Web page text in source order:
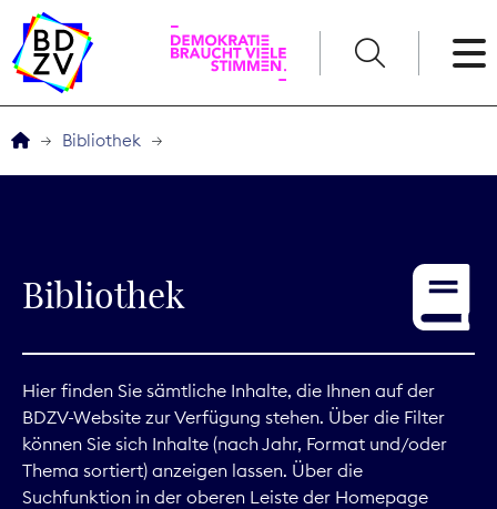
Service
Digitales
Kommunikation
Bibliothek
Bibliothek
Hier finden Sie sämtliche Inhalte, die Ihnen auf der
BDZV-Website zur Verfügung stehen. Über die Filter
können Sie sich Inhalte (nach Jahr, Format und/oder
Thema sortiert) anzeigen lassen. Über die
Suchfunktion in der oberen Leiste der Homepage